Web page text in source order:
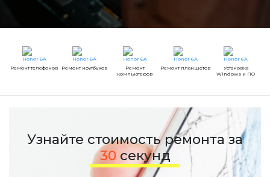
Ремонт телефонов Ремонт ноутбуков
Ремонт
компьютеров
Ремонт планшетов
Установка
Windows и ПО
Узнайте стоимость ремонта за
30 секунд